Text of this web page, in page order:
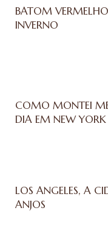
BATOM
INVERNO
COMO MONTEI
DIA EM NEW YORK
LOS ANGELES, A
ANJOS